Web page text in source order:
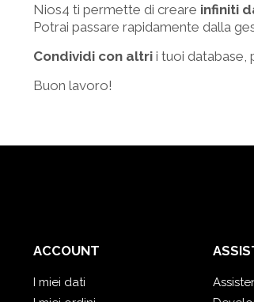
Nios4 ti permette di creare infiniti
Potrai passare rapidamente dalla
Condividi con altri i tuoi database,
Buon lavoro!
ACCOUNT
I miei dati